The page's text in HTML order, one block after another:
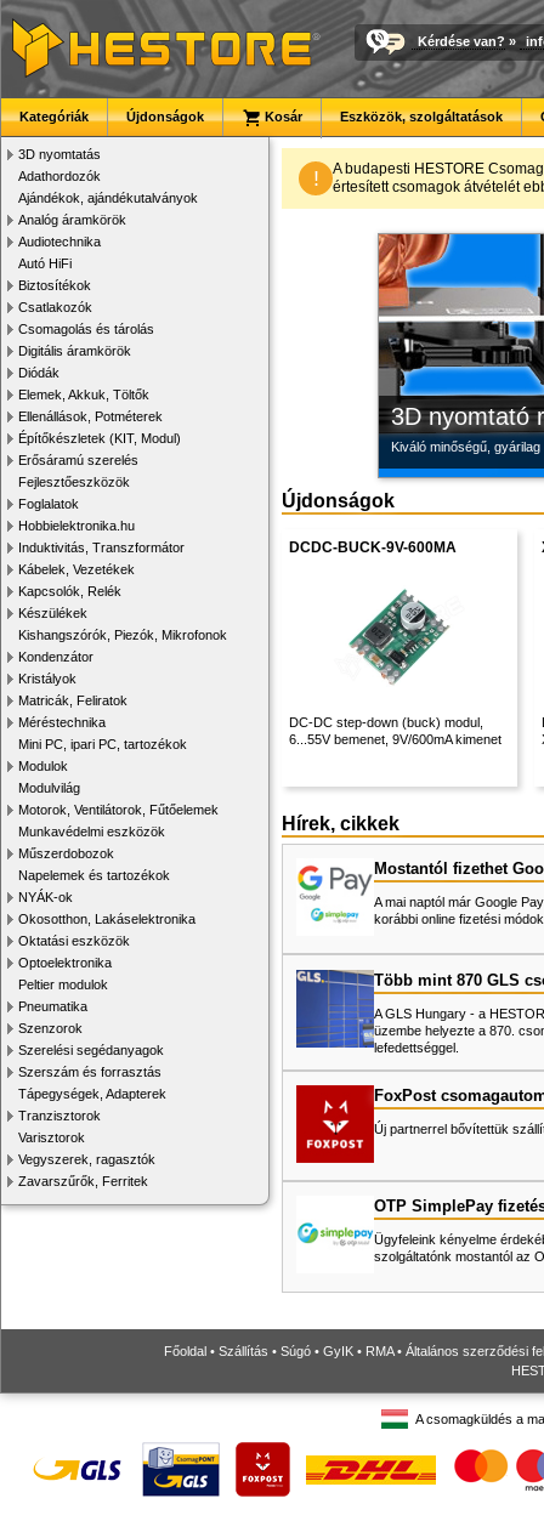
Kérdése van? »
Kategóriák Újdonságok Kosár Eszközök, szolgáltatások
3D nyomtatás
Adathordozók
Ajándékok, ajándékutalványok
Analóg áramkörök
Audiotechnika
Autó HiFi
Biztosítékok
Csatlakozók
Csomagolás és tárolás
Digitális áramkörök
Diódák
Elemek, Akkuk, Töltők
Ellenállások, Potméterek
Építőkészletek (KIT, Modul)
Erősáramú szerelés
Fejlesztőeszközök
Foglalatok
Hobbielektronika.hu
Induktivitás, Transzformátor
Kábelek, Vezetékek
Kapcsolók, Relék
Készülékek
Kishangszórók, Piezók, Mikrofonok
Kondenzátor
Kristályok
Matricák, Feliratok
Méréstechnika
Mini PC, ipari PC, tartozékok
Modulok
Modulvilág
Motorok, Ventilátorok, Fűtőelemek
Munkavédelmi eszközök
Műszerdobozok
Napelemek és tartozékok
NYÁK-ok
Okosotthon, Lakáselektronika
Oktatási eszközök
Optoelektronika
Peltier modulok
Pneumatika
Szenzorok
Szerelési segédanyagok
Szerszám és forrasztás
Tápegységek, Adapterek
Tranzisztorok
Varisztorok
Vegyszerek, ragasztók
Zavarszűrők, Ferritek
!
A budapesti HESTORE
értesített csomagok átvételét
3D nyomtató
Kiváló minőségű,
Megbízható
Új, modern
Modulvilág
Fejlesztés, szórakozás
Új PLA
Kiváló árfekvésű, sok
Újdonságok
DCDC-BUCK-9V-600MA
DC-DC step-down (buck) modul,
6...55V bemenet, 9V/600mA kimenet
Hírek, cikkek
Mostantól fizethet
A mai naptól már Google
korábbi online fizetési
Több mint 870 GLS
A GLS Hungary - a
üzembe helyezte a 870.
lefedettséggel.
FoxPost
Új partnerrel bővítettük
OTP SimplePay
Ügyfeleink kényelme
szolgáltatónk mostantól az
Főoldal • Szállítás • Súgó • GyIK • RMA• Általános szerződési
A csomagküldés a